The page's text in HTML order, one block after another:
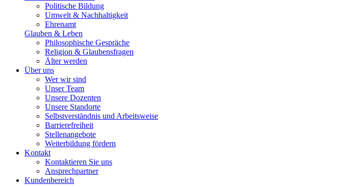
Politische Bildung
Umwelt & Nachhaltigkeit
Ehrenamt
Glauben & Leben
Philosophische Gespräche
Religion & Glaubensfragen
Älter werden
Über uns
Wer wir sind
Unser Team
Unsere Dozenten
Unsere Standorte
Selbstverständnis und Arbeitsweise
Barrierefreiheit
Stellenangebote
Weiterbildung fördern
Kontakt
Kontaktieren Sie uns
Ansprechpartner
Kundenbereich